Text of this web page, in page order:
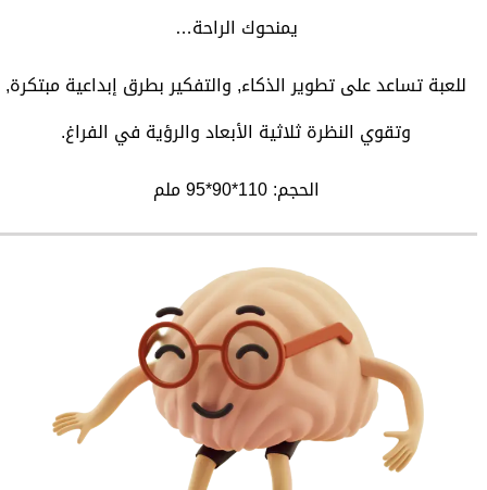
يمنحوك الراحة…
للعبة تساعد على تطوير الذكاء, والتفكير بطرق إبداعية مبتكرة,
وتقوي النظرة ثلاثية الأبعاد والرؤية في الفراغ.
الحجم: 110*90*95 ملم